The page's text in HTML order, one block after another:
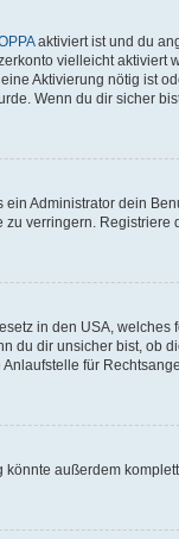
aktiviert ist und du
vielleicht aktiviert
Aktivierung nötig ist
Wenn du dir sicher
Administrator dein
verringern. Registriere
in den USA,
du dir unsicher bist, ob
für
außerdem